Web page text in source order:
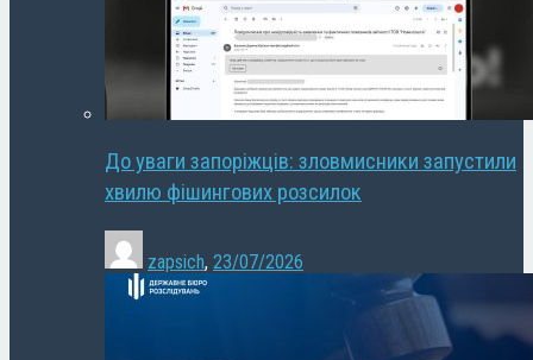
До уваги запоріжців: зловмисники запустили
хвилю фішингових розсилок
zapsich, 23/07/2026